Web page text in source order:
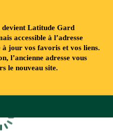
devient Latitude Gard
accessible à l’adresse
à jour vos favoris et vos liens.
l’ancienne adresse vous
le nouveau site.
Chargement